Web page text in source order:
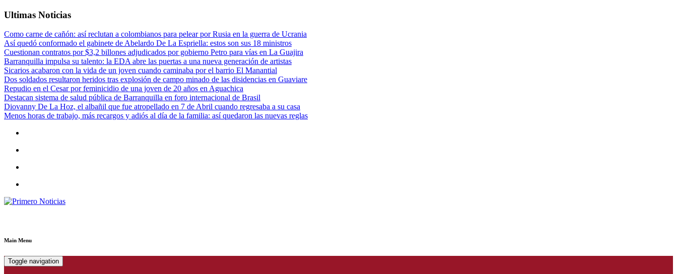
Ultimas Noticias
Como carne de cañón: así reclutan a colombianos para pelear por Rusia en la guerra de Ucrania
Así quedó conformado el gabinete de Abelardo De La Espriella: estos son sus 18 ministros
Cuestionan contratos por $3,2 billones adjudicados por gobierno Petro para vías en La Guajira
Barranquilla impulsa su talento: la EDA abre las puertas a una nueva generación de artistas
Sicarios acabaron con la vida de un joven cuando caminaba por el barrio El Manantial
Dos soldados resultaron heridos tras explosión de campo minado de las disidencias en Guaviare
Repudio en el Cesar por feminicidio de una joven de 20 años en Aguachica
Destacan sistema de salud pública de Barranquilla en foro internacional de Brasil
Diovanny De La Hoz, el albañil que fue atropellado en 7 de Abril cuando regresaba a su casa
Menos horas de trabajo, más recargos y adiós al día de la familia: así quedaron las nuevas reglas
Main Menu
Toggle navigation